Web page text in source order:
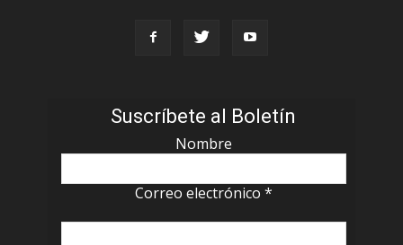
Suscríbete al Boletín
Nombre
Correo electrónico *